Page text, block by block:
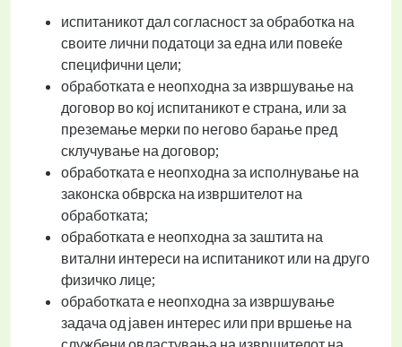
испитаникот дал согласност за обработка на
своите лични податоци за една или повеќе
специфични цели;
обработката е неопходна за извршување на
договор во кој испитаникот е страна, или за
преземање мерки по негово барање пред
склучување на договор;
обработката е неопходна за исполнување на
законска обврска на извршителот на
обработката;
обработката е неопходна за заштита на
витални интереси на испитаникот или на друго
физичко лице;
обработката е неопходна за извршување
задача од јавен интерес или при вршење на